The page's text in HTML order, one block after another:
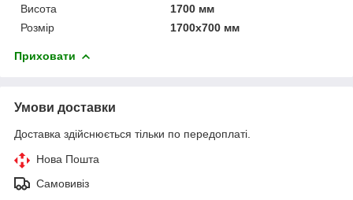
Висота
1700 мм
Розмір
1700х700 мм
Приховати
Умови доставки
Доставка здійснюється тільки по передоплаті.
Нова Пошта
Самовивіз